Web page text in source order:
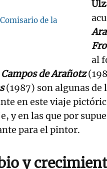
de la
al
Campos de Arañotz
(1987) son algunas de
en este viaje
y en las que por
para el pintor.
y